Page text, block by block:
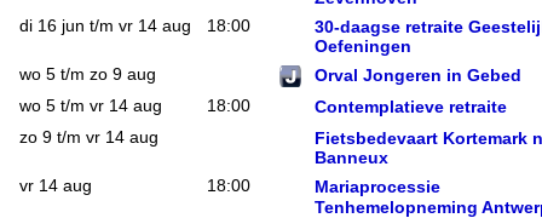
di 16 jun t/m vr 14 aug 18:00
30-daagse retraite
Oefeningen
wo 5 t/m zo 9 aug Orval Jongeren in Gebed
wo 5 t/m vr 14 aug 18:00 Contemplatieve retraite
zo 9 t/m vr 14 aug
Fietsbedevaart Kortemark
Banneux
vr 14 aug 18:00
Mariaprocessie
Tenhemelopneming